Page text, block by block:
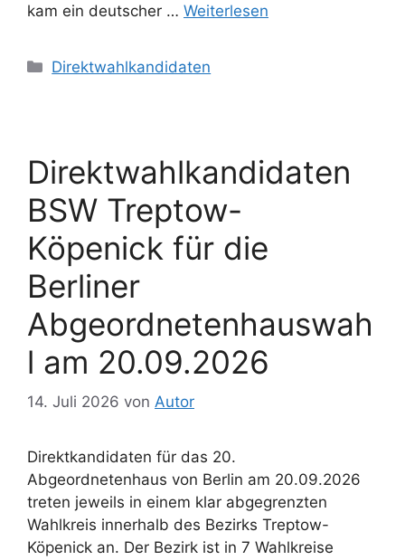
kam ein deutscher … Weiterlesen
Kategorien
Direktwahlkandidaten
Direktwahlkandidaten
BSW Treptow-
Köpenick für die
Berliner
Abgeordnetenhauswah
l am 20.09.2026
14. Juli 2026 von Autor
Direktkandidaten für das 20.
Abgeordnetenhaus von Berlin am 20.09.2026
treten jeweils in einem klar abgegrenzten
Wahlkreis innerhalb des Bezirks Treptow-
Köpenick an. Der Bezirk ist in 7 Wahlkreise